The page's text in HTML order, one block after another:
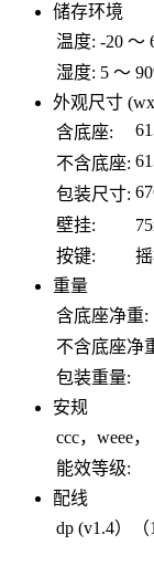
储存环境
温度: -20 ～
湿度: 5 ～
外观尺寸
含底座:
不含底座:
包装尺寸:
壁挂:
按键:
重量
含底座净重:
不含底座净
包装重量:
安规
ccc，weee
能效等级:
配线
dp (v1.4）